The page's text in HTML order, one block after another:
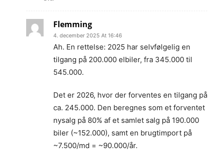
Flemming
4. december 2025 At 16:46
Ah. En rettelse: 2025 har selvfølgelig en
tilgang på 200.000 elbiler, fra 345.000 til
545.000.
Det er 2026, hvor der forventes en tilgang på
ca. 245.000. Den beregnes som et forventet
nysalg på 80% af et samlet salg på 190.000
biler (~152.000), samt en brugtimport på
~7.500/md = ~90.000/år.